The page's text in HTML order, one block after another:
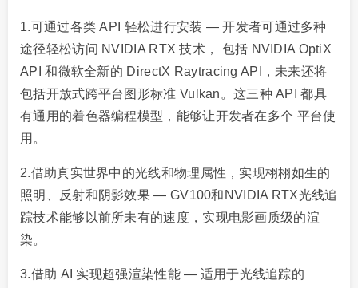
1.可通过各类 API 轻松进行安装 — 开发者可通过多种
途径轻松访问 NVIDIA RTX 技术， 包括 NVIDIA OptiX
API 和微软全新的 DirectX Raytracing API，未来还将
包括开放式跨平台图形标准 Vulkan。这三种 API 都具
有通用的着色器编程模型，能够让开发者在多个 平台使
用。
2.借助真实世界中的光线和物理属性，实现栩栩如生的
照明、反射和阴影效果 — GV100和NVIDIA RTX光线追
踪技术能够以前所未有的速度，实现电影画质级的渲
染。
3.借助 AI 实现超强渲染性能 — 适用于光线追踪的